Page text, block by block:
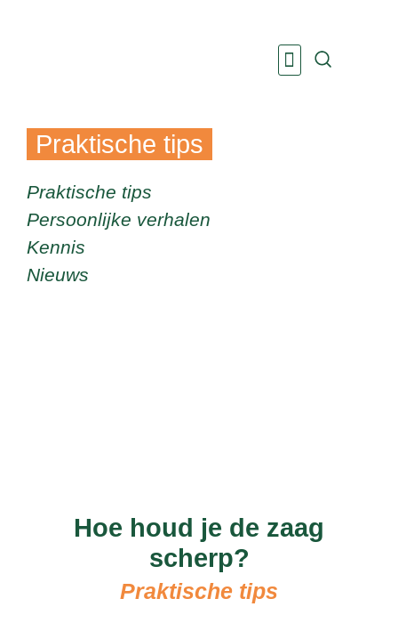
Praktische tips
Praktische tips
Persoonlijke verhalen
Kennis
Nieuws
Hoe houd je de zaag
scherp?
Praktische tips